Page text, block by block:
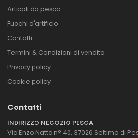
Articoli da pesca
Fuochi d'artificio
Contatti
Termini & Condizioni di vendita
Privacy policy
Cookie policy
Contatti
INDIRIZZO NEGOZIO PESCA
Via Enzo Natta n° 40, 37026 Settimo di